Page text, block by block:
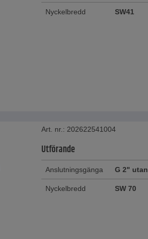
Nyckelbredd SW41
Art. nr.: 202622541004
Utförande
Anslutningsgänga G 2"
Nyckelbredd SW 70